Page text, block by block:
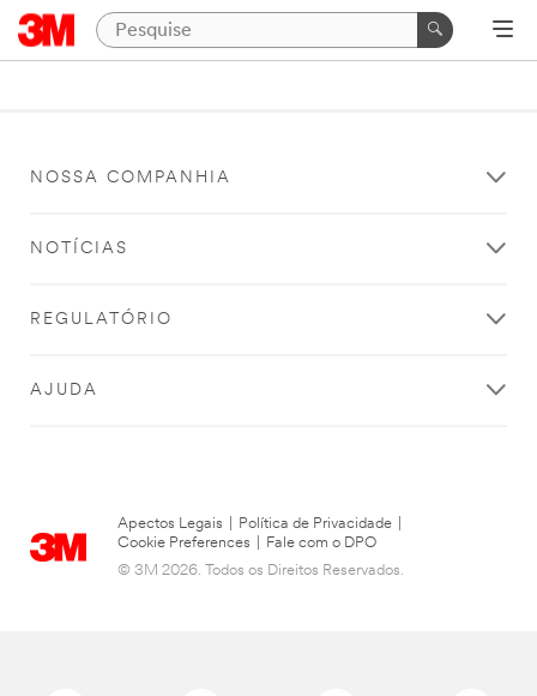
NOSSA COMPANHIA
NOTÍCIAS
REGULATÓRIO
AJUDA
Apectos Legais Política de Privacidade
Cookie Preferences
Fale com o DPO
© 3M 2026. Todos os Direitos Reservados.